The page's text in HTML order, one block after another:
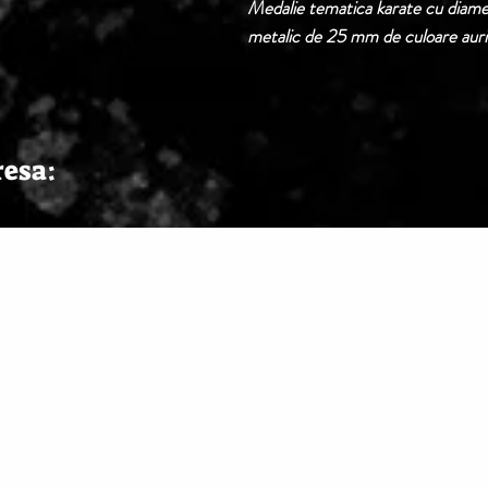
Medalie tematica karate cu
metalic de 25 mm de culoare